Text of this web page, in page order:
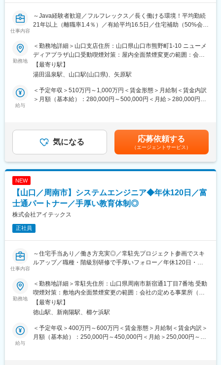
仕事内容
～Java経験者歓迎／フルフレックス／長く働ける環境！平均勤続
21年以上（離職率1.4％）／有給平均16.5日／住宅補助（50%会社
グループ最大SIer～
【公共サービスを支える仕事】自治体・外郭団体向けに、税務シ
ステムの維持・保守から法改正対応、開発まで幅広く担当しま
す。
【プライム案件中心】エンドユーザーである自治体と近い立場で
業務を遂行。要件定義・基本設計など上流工程にも携われます。
■業務内容：
配属となる組織は、自治体や外郭団体に対するソフトウェア開
発、システムの運用保守など幅広い事業を展開しております。あ
[具体的には…]
・既存システムの維持・保守、問い合わせ対応
※プライムの立場での業務となります。
勤務地
＜勤務地詳細＞山口支店住所：山口県山口市熊野町1-10 ニューメ
ディアプラザ山口受動喫煙対策：屋内全面禁煙変更の範囲：会社
の定める事業所
【最寄り駅】
湯田温泉駅、山口駅(山口県)、矢原駅
給与
＜予定年収＞510万円～1,000万円＜賃金形態＞月給制＜賃金内訳
＞月額（基本給）：280,000円～500,000円＜月給＞280,000円～
以上主任・技師…600万円以上管理職…1,000万円以上賃金はあく
までも目安の金額であり、選考を通じて上下する可能性がありま
す。月給(月額)は固定手当を含めた表記です。
気になる 応募依頼する
（エージェントサービス）
NEW
【山口／周南市】システムエンジニア◆年休120日／富
士通パートナー／手厚い教育体制◎
株式会社アイテックス
正社員
仕事内容
～住宅手当あり／働き方充実◎／常駐先プロジェクト参画でスキ
ルアップ／職種・階級別研修で手厚いフォロー／年休120日・土
■仕事内容：
市内および近隣のお客様先に常駐し、システムの導入・開発・運
用保守の支援を行います。比較的、大規模なシステムの導入・開
発プロジェクトに関わる機会を得ることが出来ます。
能力によって、上流工程やプロジェクトマネジメントを経験する
ことも可能です。
勤務地
＜勤務地詳細＞常駐先住所：山口県周南市新宿通1丁目7番地 受動
喫煙対策：敷地内全面禁煙変更の範囲：会社の定める事業所（リ
モートワーク含む）
【最寄り駅】
徳山駅、新南陽駅、櫛ケ浜駅
給与
＜予定年収＞400万円～600万円＜賃金形態＞月給制＜賃金内訳＞
月額（基本給）：250,000円～450,000円＜月給＞250,000円～